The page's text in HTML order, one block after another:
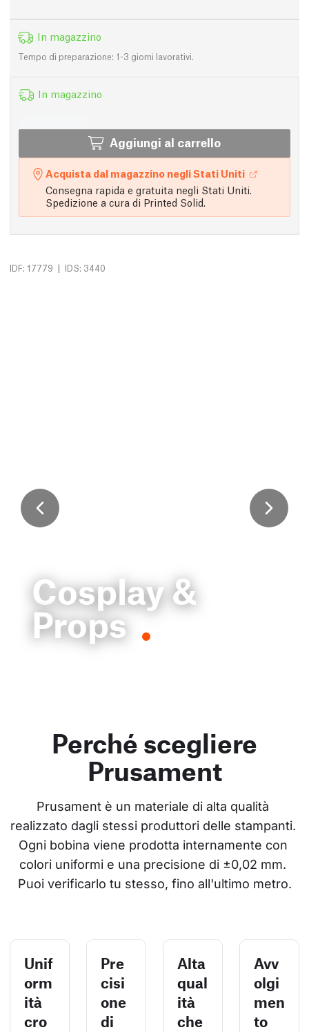
In magazzino
Tempo di preparazione: 1-3 giorni lavorativi.
In magazzino
Aggiungi al carrello
Acquista dal magazzino negli Stati Uniti
Consegna rapida e gratuita negli Stati Uniti.
Spedizione a cura di Printed Solid.
IDF: 17779 | IDS: 3440
Cosplay &
Props
Perché scegliere
Prusament
Prusament è un materiale di alta qualità
realizzato dagli stessi produttori delle stampanti.
Ogni bobina viene prodotta internamente con
colori uniformi e una precisione di ±0,02 mm.
Puoi verificarlo tu stesso, fino all'ultimo metro.
Unif
orm
ità
cro
Pre
cisi
one
di
Alta
qual
ità
che
Avv
olgi
men
to